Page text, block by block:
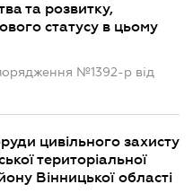
та розвитку,
статусу в цьому
№1392-р від
цивільного захисту
територіальної
Вінницької області